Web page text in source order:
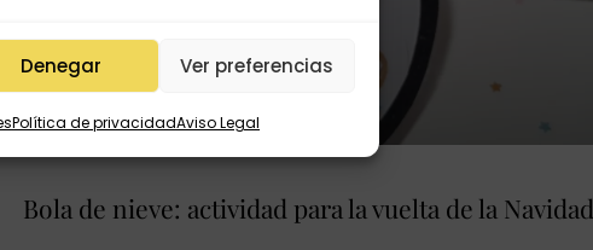
Denegar Ver preferencias
Política de privacidadAviso Legal
Bola de nieve: actividad para la vuelta de la Navidad